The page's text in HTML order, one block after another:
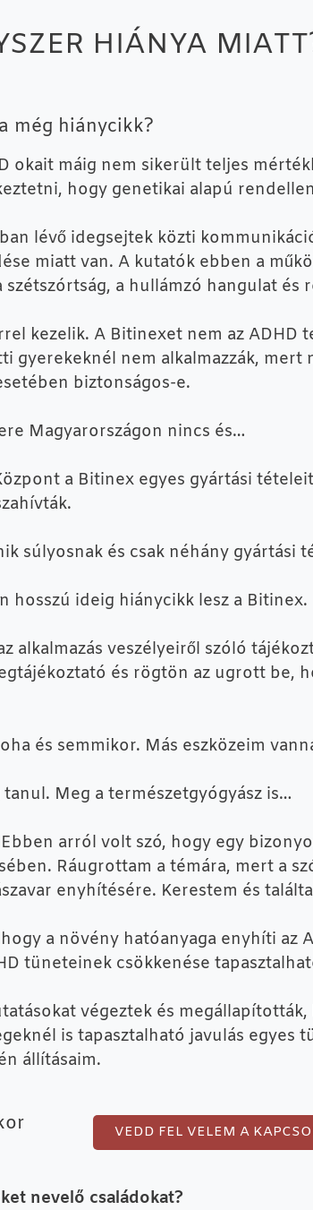
HIÁNYA
még hiánycikk?
okait máig nem sikerült teljes
hogy genetikai alapú
lévő idegsejtek közti
miatt van. A kutatók ebben a
a hullámzó hangulat és
kezelik. A Bitinexet nem az ADHD
gyerekeknél nem alkalmazzák,
biztonságos-e.
Magyarországon nincs és…
a Bitinex egyes gyártási
súlyosnak és csak néhány gyártási
hosszú ideig hiánycikk lesz a Bitinex.
alkalmazás veszélyeiről szóló
és rögtön az ugrott be,
és semmikor. Más eszközeim
Meg a természetgyógyász is…
arról volt szó, hogy egy
Ráugrottam a témára, mert a
enyhítésére. Kerestem és
a növény hatóanyaga enyhíti az
tüneteinek csökkenése
végeztek és megállapították,
is tapasztalható javulás
állításaim.
VEDD FEL VELEM A
nevelő családokat?